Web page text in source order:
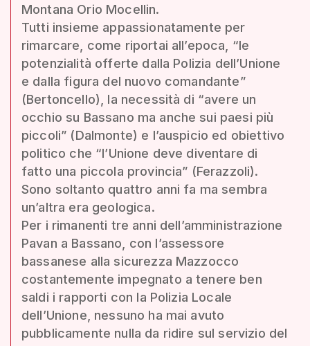
Montana Orio Mocellin.
Tutti insieme appassionatamente per
rimarcare, come riportai all’epoca, “le
potenzialità offerte dalla Polizia dell’Unione
e dalla figura del nuovo comandante”
(Bertoncello), la necessità di “avere un
occhio su Bassano ma anche sui paesi più
piccoli” (Dalmonte) e l’auspicio ed obiettivo
politico che “l’Unione deve diventare di
fatto una piccola provincia” (Ferazzoli).
Sono soltanto quattro anni fa ma sembra
un’altra era geologica.
Per i rimanenti tre anni dell’amministrazione
Pavan a Bassano, con l’assessore
bassanese alla sicurezza Mazzocco
costantemente impegnato a tenere ben
saldi i rapporti con la Polizia Locale
dell’Unione, nessuno ha mai avuto
pubblicamente nulla da ridire sul servizio del